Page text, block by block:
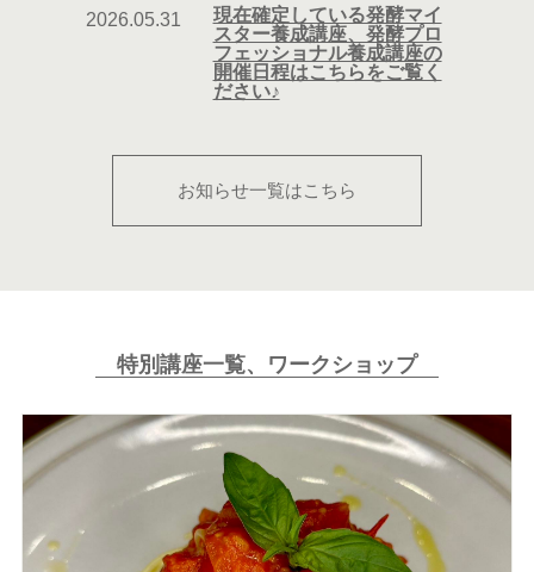
2026.05.31
現在確定している発酵マイ
スター養成講座、発酵プロ
フェッショナル養成講座の
開催日程はこちらをご覧く
ださい♪
お知らせ一覧はこちら
特別講座一覧、ワークショップ